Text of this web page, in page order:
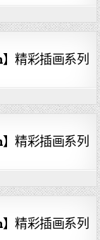
精彩插画系列
精彩插画系列
精彩插画系列